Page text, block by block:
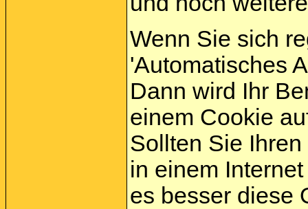
Wenn Sie sich
'Automatisches
Dann wird Ihr
einem Cookie
Sollten Sie
in einem
es besser diese